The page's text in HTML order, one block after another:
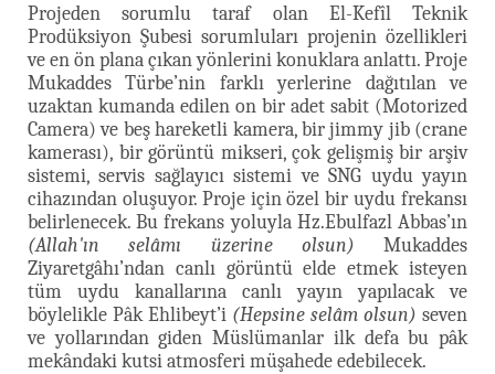
Projeden sorumlu taraf olan El-Kefîl Teknik
Prodüksiyon Şubesi sorumluları projenin özellikleri
ve en ön plana çıkan yönlerini konuklara anlattı. Proje
Mukaddes Türbe’nin farklı yerlerine dağıtılan ve
uzaktan kumanda edilen on bir adet sabit (Motorized
Camera) ve beş hareketli kamera, bir jimmy jib (crane
kamerası), bir görüntü mikseri, çok gelişmiş bir arşiv
sistemi, servis sağlayıcı sistemi ve SNG uydu yayın
cihazından oluşuyor. Proje için özel bir uydu frekansı
belirlenecek. Bu frekans yoluyla Hz.Ebulfazl Abbas’ın
(Allah'ın selâmı üzerine olsun) Mukaddes
Ziyaretgâhı’ndan canlı görüntü elde etmek isteyen
tüm uydu kanallarına canlı yayın yapılacak ve
böylelikle Pâk Ehlibeyt’i (Hepsine selâm olsun) seven
ve yollarından giden Müslümanlar ilk defa bu pâk
mekândaki kutsi atmosferi müşahede edebilecek.